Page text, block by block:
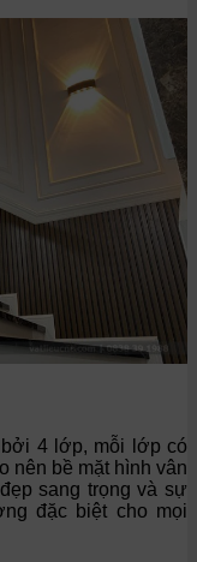
bởi 4 lớp, mỗi lớp có
nên bề mặt hình vân
sang trọng và sự
đặc biệt cho mọi